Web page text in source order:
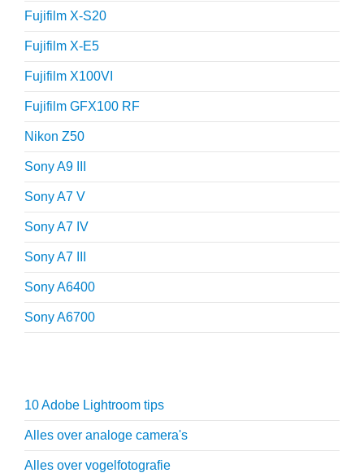
Fujifilm X-S20
Fujifilm X-E5
Fujifilm X100VI
Fujifilm GFX100 RF
Nikon Z50
Sony A9 III
Sony A7 V
Sony A7 IV
Sony A7 III
Sony A6400
Sony A6700
10 Adobe Lightroom tips
Alles over analoge camera's
Alles over vogelfotografie